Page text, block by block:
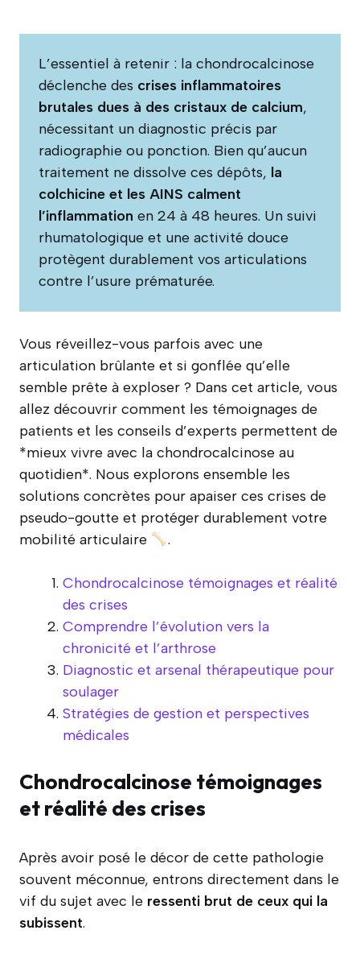
L’essentiel à retenir : la chondrocalcinose
déclenche des crises inflammatoires
brutales dues à des cristaux de calcium,
nécessitant un diagnostic précis par
radiographie ou ponction. Bien qu’aucun
traitement ne dissolve ces dépôts, la
colchicine et les AINS calment
l’inflammation en 24 à 48 heures. Un suivi
rhumatologique et une activité douce
protègent durablement vos articulations
contre l’usure prématurée.
Vous réveillez-vous parfois avec une
articulation brûlante et si gonflée qu’elle
semble prête à exploser ? Dans cet article, vous
allez découvrir comment les témoignages de
patients et les conseils d’experts permettent de
*mieux vivre avec la chondrocalcinose au
quotidien*. Nous explorons ensemble les
solutions concrètes pour apaiser ces crises de
pseudo-goutte et protéger durablement votre
mobilité articulaire
.
Chondrocalcinose témoignages et réalité
des crises
Comprendre l’évolution vers la
chronicité et l’arthrose
Diagnostic et arsenal thérapeutique pour
soulager
Stratégies de gestion et perspectives
médicales
Chondrocalcinose témoignages
et réalité des crises
Après avoir posé le décor de cette pathologie
souvent méconnue, entrons directement dans le
vif du sujet avec le ressenti brut de ceux qui la
subissent.